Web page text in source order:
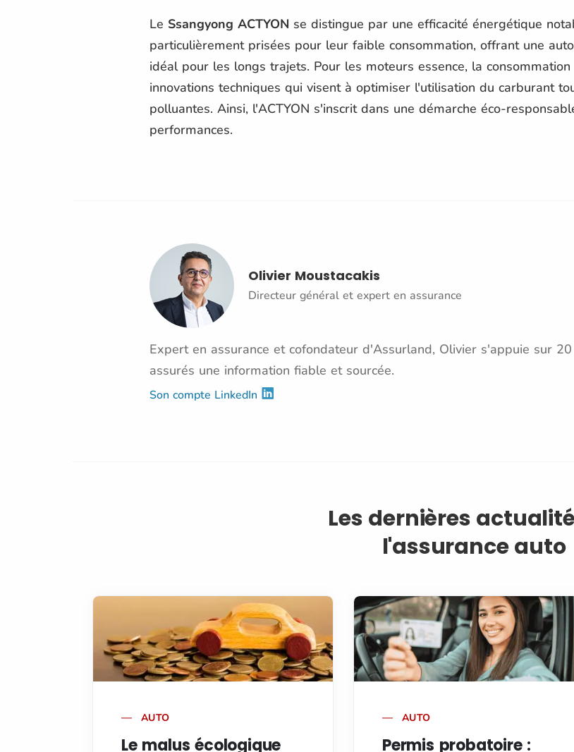
Le Ssangyong ACTYON se distingue par une efficacité énergétique
particulièrement prisées pour leur faible consommation, offrant une
idéal pour les longs trajets. Pour les moteurs essence, la
innovations techniques qui visent à optimiser l'utilisation du carburant
polluantes. Ainsi, l'ACTYON s'inscrit dans une démarche éco-
performances.
Olivier Moustacakis
Directeur général et expert en assurance
Expert en assurance et cofondateur d'Assurland, Olivier s'appuie sur
assurés une information fiable et sourcée.
Son compte LinkedIn
Les dernières
l'assurance auto
AUTO
Le malus écologique
AUTO
Permis probatoire :